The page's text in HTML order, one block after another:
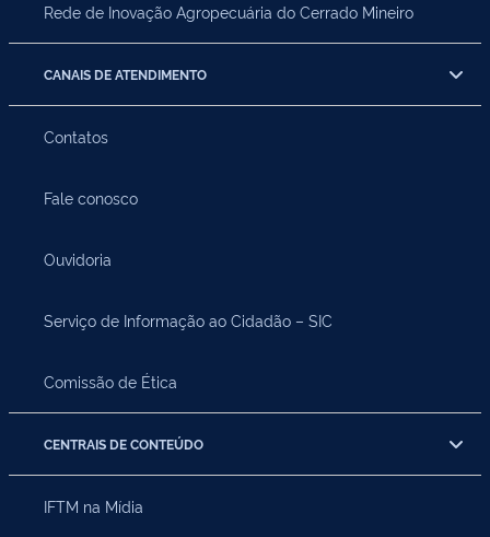
Rede de Inovação Agropecuária do Cerrado Mineiro
CANAIS DE ATENDIMENTO
Contatos
Fale conosco
Ouvidoria
Serviço de Informação ao Cidadão – SIC
Comissão de Ética
CENTRAIS DE CONTEÚDO
IFTM na Mídia